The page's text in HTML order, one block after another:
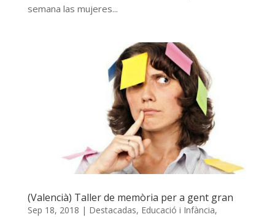
semana las mujeres...
(Valencià) Taller de memòria per a gent gran
Sep 18, 2018 | Destacadas, Educació i Infància,